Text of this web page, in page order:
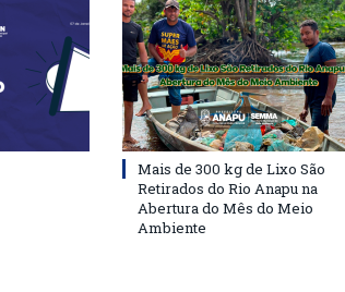
Mais de 300 kg de Lixo São
Retirados do Rio Anapu na
Abertura do Mês do Meio
Ambiente